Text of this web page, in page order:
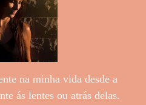
na minha vida desde a
ás lentes ou atrás delas.